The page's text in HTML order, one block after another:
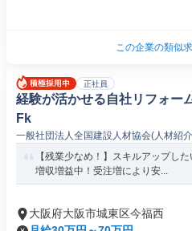
この企業の類似
正社員
経験が活かせる自社リフォー
Fk
一般社団法人全国建設人材協会(人材紹
【残業少なめ！】スキルアップし
増収増益中！受注増により安...
大阪府大阪市城東区今福西